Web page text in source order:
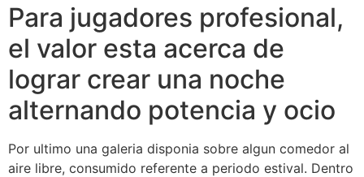
Para jugadores profesional,
el valor esta acerca de
lograr crear una noche
alternando potencia y ocio
Por ultimo una galeria disponia sobre algun comedor al
aire libre, consumido referente a periodo estival. Dentro